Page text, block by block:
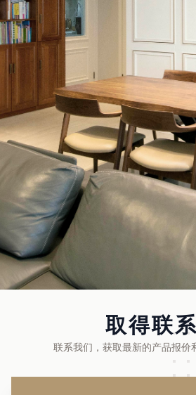
取得联系
联系我们，获取最新的产品报价